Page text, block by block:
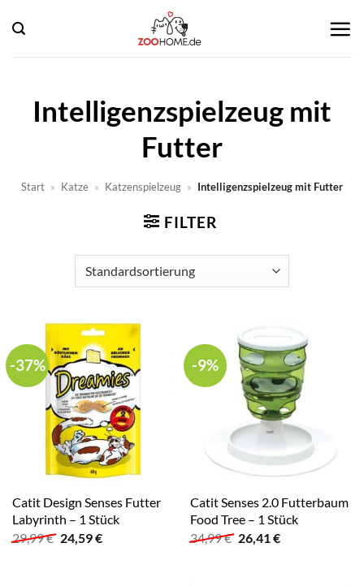
Inhalt
springen
Intelligenzspielzeug mit
Futter
Start » Katze » Katzenspielzeug » Intelligenzspielzeug mit Futter
FILTER
-37%
Catit Design Senses Futter
Labyrinth – 1 Stück
29,99€ Ursprünglicher
Preis
24,59€Aktueller
-9%
Catit Senses 2.0 Futterbaum
Food Tree – 1 Stück
34,99€ Ursprünglicher
Preis
26,41 €Aktueller